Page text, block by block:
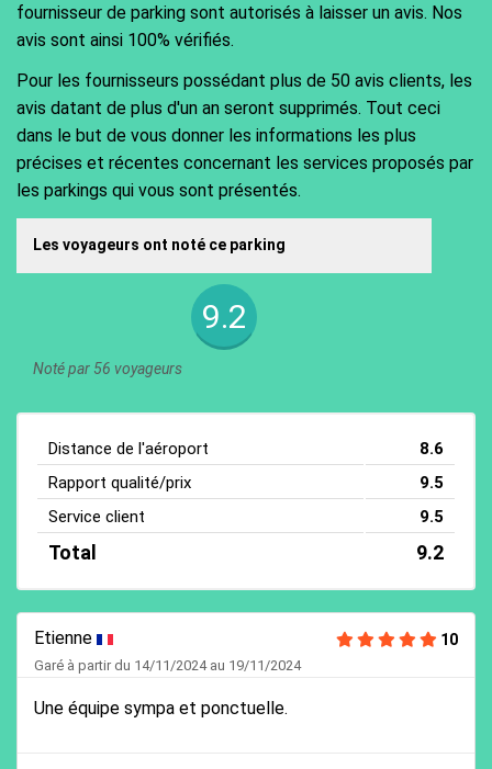
fournisseur de parking sont autorisés à laisser un avis. Nos
avis sont ainsi 100% vérifiés.
Pour les fournisseurs possédant plus de 50 avis clients, les
avis datant de plus d'un an seront supprimés. Tout ceci
dans le but de vous donner les informations les plus
précises et récentes concernant les services proposés par
les parkings qui vous sont présentés.
Les voyageurs ont noté ce parking
9.2
Noté par 56 voyageurs
Distance de l'aéroport
8.6
Rapport qualité/prix
9.5
Service client
9.5
Total 9.2
Etienne 10
Garé à partir du 14/11/2024 au 19/11/2024
Une équipe sympa et ponctuelle.